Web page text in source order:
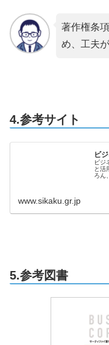
著作権条
め、工夫
4.参考サイト
ビ
ビジ
と活
ろん
www.sikaku.gr.jp
5.参考図書